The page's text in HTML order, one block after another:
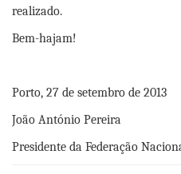
realizado.
Bem-hajam!
Porto, 27 de setembro de 2013
João António Pereira
Presidente da Federação